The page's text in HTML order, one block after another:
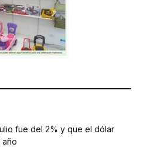
fue del 2% y que el dólar
año